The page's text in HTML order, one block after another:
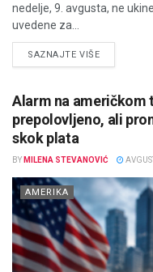
nedelje, 9. avgusta, ne
uvedene za...
SAZNAJTE VIŠEDETAILS
Alarm na američkom
prepolovljeno, ali
skok plata
BY MILENA STEVANOVIĆ
AMERIKA